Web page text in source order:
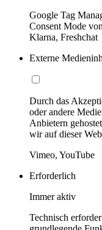
Google Tag
Consent Mode
Klarna, Freshchat
Externe
Durch das
oder andere
Anbietern
wir auf dieser
Vimeo, YouTube
Erforderlich
Immer aktiv
Technisch